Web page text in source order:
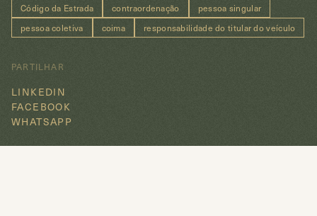
Código da Estrada
contraordenação
pessoa singular
pessoa coletiva
coima responsabilidade do titular do veículo
PARTILHAR
LINKEDIN
FACEBOOK
WHATSAPP